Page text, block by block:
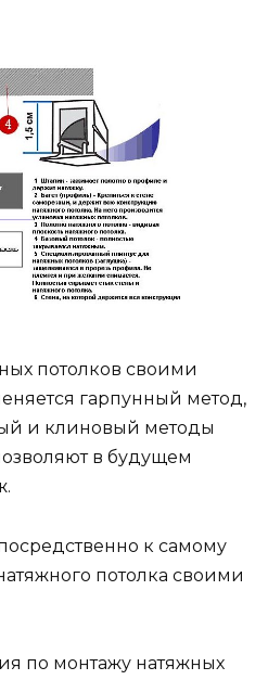
потолков своими
гарпунный метод,
и клиновый методы
в будущем
к самому
потолка своими
по монтажу натяжных